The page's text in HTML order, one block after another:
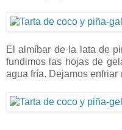
El almíbar de la lata de
fundimos las hojas de
agua fría. Dejamos enfriar